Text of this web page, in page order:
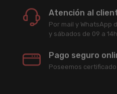
Atención al
Por mail y WhatsApp
y sábados de 09 a
Pago seguro
Poseemos